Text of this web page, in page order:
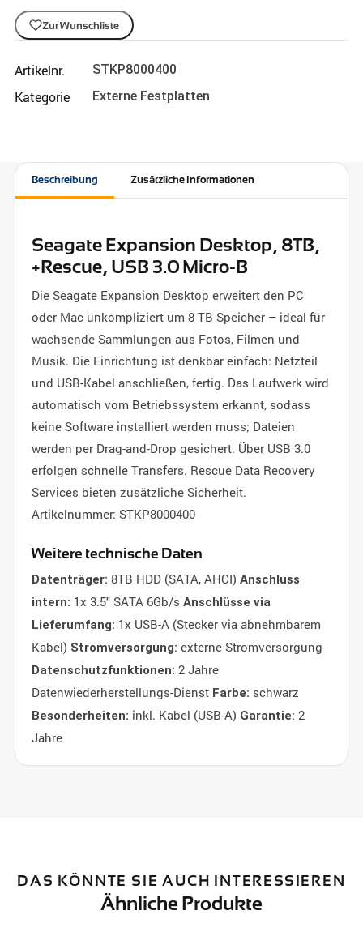
Zur Wunschliste
Artikelnr. STKP8000400
Kategorie Externe Festplatten
Beschreibung Zusätzliche Informationen
Seagate Expansion Desktop, 8TB,
+Rescue, USB 3.0 Micro-B
Die Seagate Expansion Desktop erweitert den PC
oder Mac unkompliziert um 8 TB Speicher – ideal für
wachsende Sammlungen aus Fotos, Filmen und
Musik. Die Einrichtung ist denkbar einfach: Netzteil
und USB-Kabel anschließen, fertig. Das Laufwerk wird
automatisch vom Betriebssystem erkannt, sodass
keine Software installiert werden muss; Dateien
werden per Drag-and-Drop gesichert. Über USB 3.0
erfolgen schnelle Transfers. Rescue Data Recovery
Services bieten zusätzliche Sicherheit.
Artikelnummer: STKP8000400
Weitere technische Daten
Datenträger: 8TB HDD (SATA, AHCI) Anschluss
intern: 1x 3.5" SATA 6Gb/s Anschlüsse via
Lieferumfang: 1x USB-A (Stecker via abnehmbarem
Kabel) Stromversorgung: externe Stromversorgung
Datenschutzfunktionen: 2 Jahre
Datenwiederherstellungs-Dienst Farbe: schwarz
Besonderheiten: inkl. Kabel (USB-A) Garantie: 2
Jahre
DAS KÖNNTE SIE AUCH INTERESSIEREN
Ähnliche Produkte